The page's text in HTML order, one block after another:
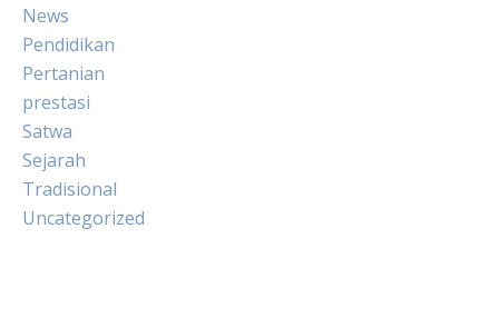
News
Pendidikan
Pertanian
prestasi
Satwa
Sejarah
Tradisional
Uncategorized